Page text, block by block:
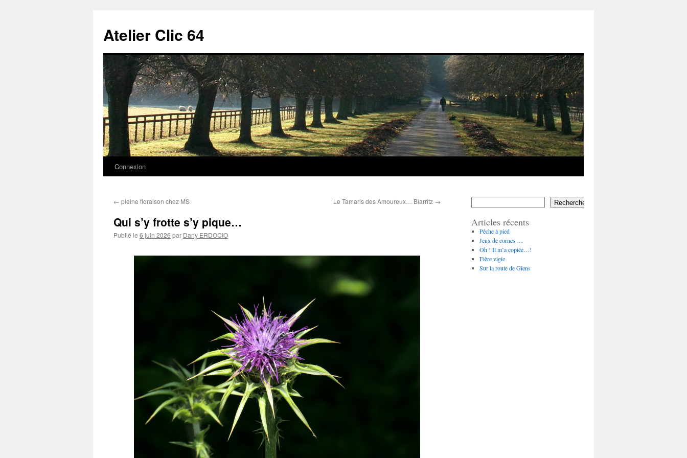
contenu
Atelier Clic 64
Connexion
← pleine floraison chez MS Le Tamaris des Amoureux… Biarritz →
Qui s’y frotte s’y pique…
Publié le 6 juin 2026 par Dany ERDOCIO
Rechercher
Articles récents
Pêche à pied
Jeux de cornes …
Oh ! Il m’a copiée…!
Fière vigie
Sur la route de Giens